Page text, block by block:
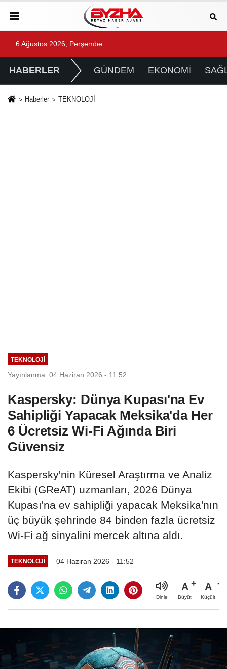
6 Ağustos 2026, Perşembe
HABERLER GÜNDEM EKONOMİ
Haberler TEKNOLOJİ
TEKNOLOJİ
Yayınlanma: 04 Haziran 2026 - 11:52
Kaspersky: Dünya Kupası'na Ev
Sahipliği Yapacak Meksika'da Her
6 Ücretsiz Wi-Fi Ağında Biri
Güvensiz
Kaspersky'nin Küresel Araştırma ve Analiz
Ekibi (GReAT) uzmanları, 2026 Dünya
Kupası'na ev sahipliği yapacak Meksika'nın
üç büyük şehrinde 84 binden fazla ücretsiz
Wi-Fi ağ sinyalini mercek altına aldı.
TEKNOLOJİ 04 Haziran 2026 - 11:52
Dinle
A
Büyüt
A
Küçült